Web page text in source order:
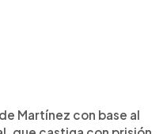
Martínez con base al